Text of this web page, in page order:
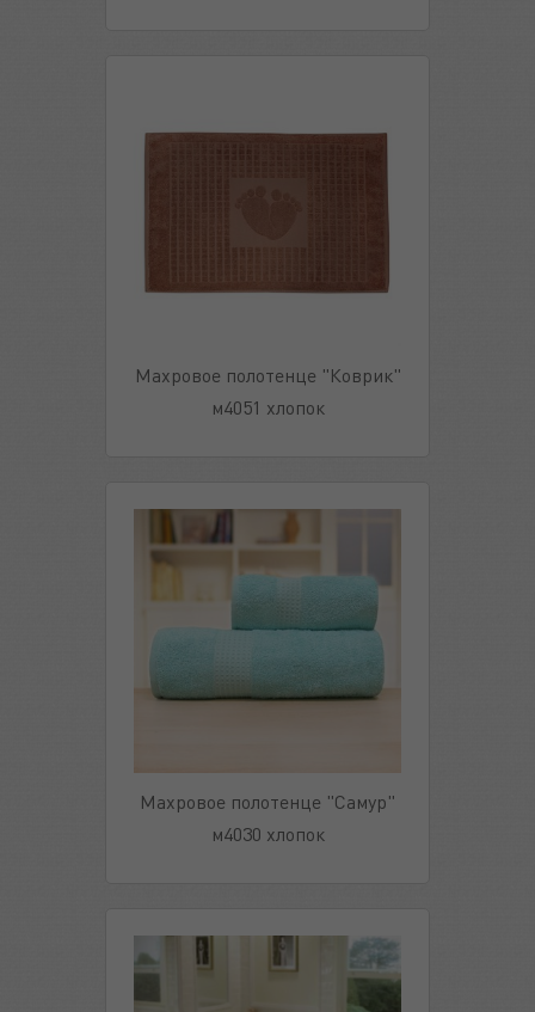
Махровое полотенце "Коврик"
м4051 хлопок
Махровое полотенце "Самур"
м4030 хлопок